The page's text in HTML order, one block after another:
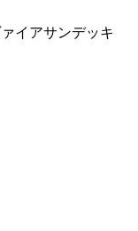
イアサンデッキ